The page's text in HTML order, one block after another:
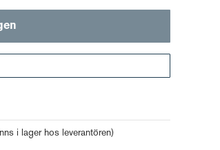
i lager hos leverantören)